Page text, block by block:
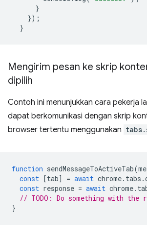
}
});
}
Mengirim pesan ke skrip
dipilih
Contoh ini menunjukkan cara pekerja
dapat berkomunikasi dengan skrip
browser tertentu menggunakan
function sendMessageToActiveTab(
const [tab] = await chrome. tabs .
const response = await chrome.
// TODO: Do something with the
}